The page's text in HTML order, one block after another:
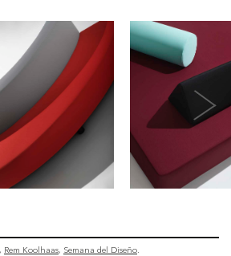
Rem Koolhaas Semana del Diseño